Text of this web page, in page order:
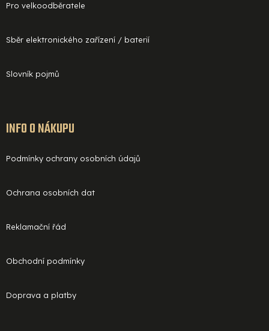
Pro velkoodběratele
Sběr elektronického zařízení / baterií
Slovník pojmů
INFO O NÁKUPU
Podmínky ochrany osobních údajů
Ochrana osobních dat
Reklamační řád
Obchodní podmínky
Doprava a platby